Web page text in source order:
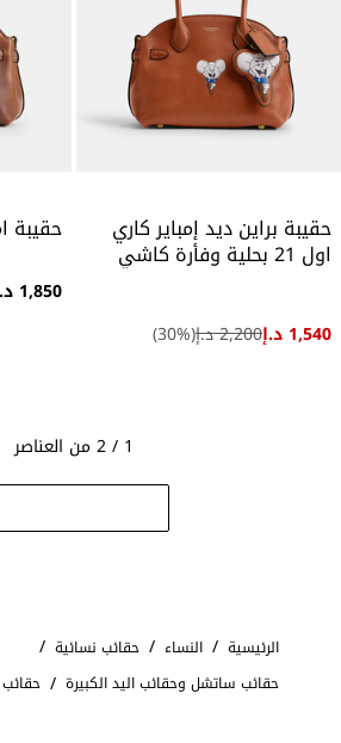
حقيبة براين ديد إمباير كاري
اول 21 بحلية وفأرة كاشي
1,540 د.إ 2,200 د.إ (
30%)
حقيبة امباير
1,850 د.إ
1 / 2 من العناصر
الرئيسية / النساء / حقائب نسائية /
حقائب ساتشل وحقائب اليد الكبيرة /